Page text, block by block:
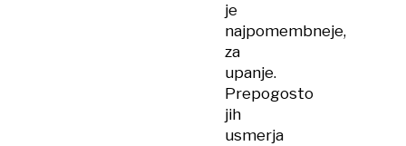
je
najpomembneje,
za
upanje.
Prepogosto
jih
usmerja